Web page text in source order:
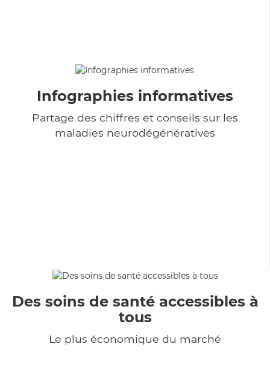
Infographies informatives
Partage des chiffres et conseils sur les
maladies neurodégénératives
Des soins de santé accessibles à
tous
Le plus économique du marché